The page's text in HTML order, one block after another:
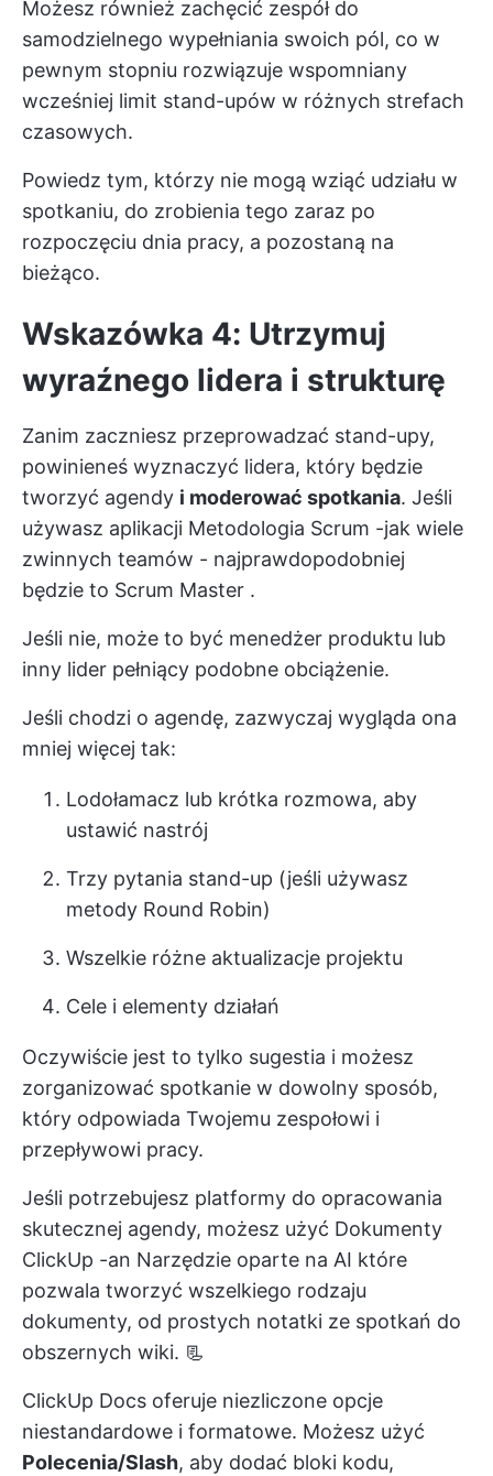
Możesz również zachęcić zespół do
samodzielnego wypełniania swoich pól, co w
pewnym stopniu rozwiązuje wspomniany
wcześniej limit stand-upów w różnych strefach
czasowych.
Powiedz tym, którzy nie mogą wziąć udziału w
spotkaniu, do zrobienia tego zaraz po
rozpoczęciu dnia pracy, a pozostaną na
bieżąco.
Wskazówka 4: Utrzymuj
wyraźnego lidera i strukturę
Zanim zaczniesz przeprowadzać stand-upy,
powinieneś wyznaczyć lidera, który będzie
tworzyć agendy i moderować spotkania. Jeśli
używasz aplikacji Metodologia Scrum -jak wiele
zwinnych teamów - najprawdopodobniej
będzie to Scrum Master .
Jeśli nie, może to być menedżer produktu lub
inny lider pełniący podobne obciążenie.
Jeśli chodzi o agendę, zazwyczaj wygląda ona
mniej więcej tak:
Lodołamacz lub krótka rozmowa, aby
ustawić nastrój
Trzy pytania stand-up (jeśli używasz
metody Round Robin)
Wszelkie różne aktualizacje projektu
Cele i elementy działań
Oczywiście jest to tylko sugestia i możesz
zorganizować spotkanie w dowolny sposób,
który odpowiada Twojemu zespołowi i
przepływowi pracy.
Jeśli potrzebujesz platformy do opracowania
skutecznej agendy, możesz użyć Dokumenty
ClickUp -an Narzędzie oparte na AI które
pozwala tworzyć wszelkiego rodzaju
dokumenty, od prostych notatki ze spotkań do
obszernych wiki. 📃
ClickUp Docs oferuje niezliczone opcje
niestandardowe i formatowe. Możesz użyć
Polecenia/Slash, aby dodać bloki kodu,